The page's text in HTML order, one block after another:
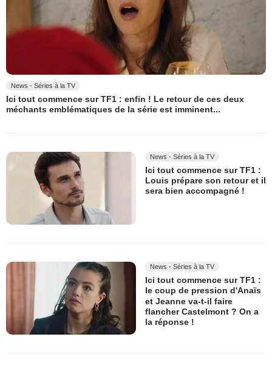
News - Séries à la TV
Ici tout commence sur TF1 : enfin ! Le retour de ces deux
méchants emblématiques de la série est imminent...
News - Séries à la TV
Ici tout commence sur TF1 :
Louis prépare son retour et il
sera bien accompagné !
News - Séries à la TV
Ici tout commence sur TF1 :
le coup de pression d'Anaïs
et Jeanne va-t-il faire
flancher Castelmont ? On a
la réponse !